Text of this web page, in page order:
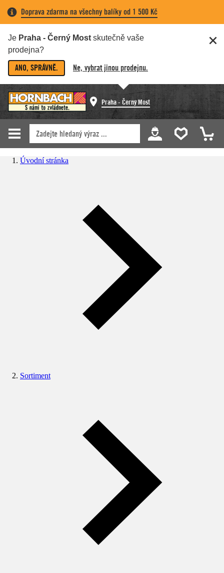
Doprava zdarma na všechny balíky od 1 500 Kč
Je Praha - Černý Most skutečně vaše
prodejna?
ANO, SPRÁVNĚ. Ne, vybrat jinou prodejnu.
Praha - Černý Most
Úvodní stránka
Sortiment